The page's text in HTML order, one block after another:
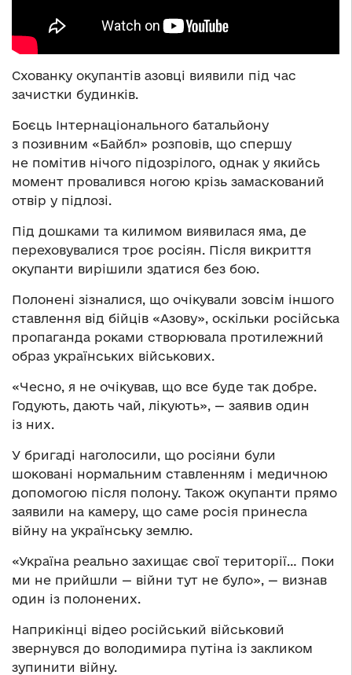
Схованку окупантів азовці виявили під час
зачистки будинків.
Боєць Інтернаціонального батальйону
з позивним «Байбл» розповів, що спершу
не помітив нічого підозрілого, однак у якийсь
момент провалився ногою крізь замаскований
отвір у підлозі.
Під дошками та килимом виявилася яма, де
переховувалися троє росіян. Після викриття
окупанти вирішили здатися без бою.
Полонені зізналися, що очікували зовсім іншого
ставлення від бійців «Азову», оскільки російська
пропаганда роками створювала протилежний
образ українських військових.
«Чесно, я не очікував, що все буде так добре.
Годують, дають чай, лікують», — заявив один
із них.
У бригаді наголосили, що росіяни були
шоковані нормальним ставленням і медичною
допомогою після полону. Також окупанти прямо
заявили на камеру, що саме росія принесла
війну на українську землю.
«Україна реально захищає свої території… Поки
ми не прийшли — війни тут не було», — визнав
один із полонених.
Наприкінці відео російський військовий
звернувся до володимира путіна із закликом
зупинити війну.